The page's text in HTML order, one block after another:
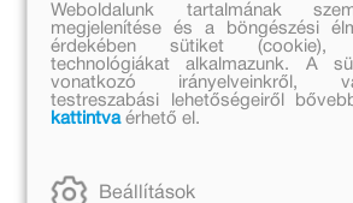
Weboldalunk tartalmának
megjelenítése és a böngészési
érdekében sütiket (cookie),
technológiákat alkalmazunk. A
vonatkozó irányelveinkről,
testreszabási lehetőségeiről
kattintvaérhető el.
Beállítások